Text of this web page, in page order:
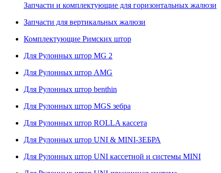
Запчасти и комплектующие для горизонтальных жалюзи
Запчасти для вертикальных жалюзи
Комплектующие Римских штор
Для Рулонных штор MG 2
Для Рулонных штор AMG
Для Рулонных штор benthin
Для Рулонных штор MGS зебра
Для Рулонных штор ROLLA кассета
Для Рулонных штор UNI & MINI-ЗЕБРА
Для Рулонных штор UNI кассетной и системы MINI